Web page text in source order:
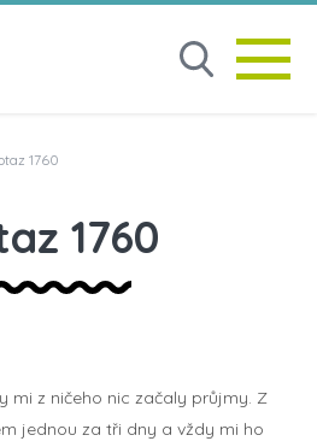
1760
1760
mi z ničeho nic začaly průjmy. Z
jednou za tři dny a vždy mi ho